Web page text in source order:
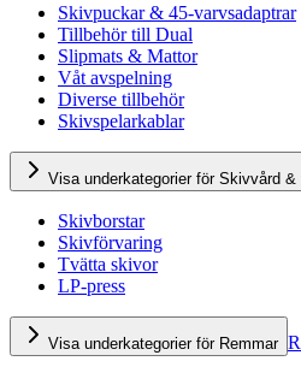
Skivpuckar & 45-varvsadaptrar
Tillbehör till Dual
Slipmats & Mattor
Våt avspelning
Diverse tillbehör
Skivspelarkablar
Visa underkategorier för Skivvård &
Skivborstar
Skivförvaring
Tvätta skivor
LP-press
Visa underkategorier för Remmar